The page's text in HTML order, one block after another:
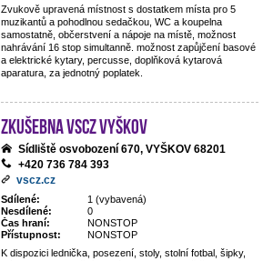
Zvukově upravená místnost s dostatkem místa pro 5
muzikantů a pohodlnou sedačkou, WC a koupelna
samostatně, občerstvení a nápoje na místě, možnost
nahrávání 16 stop simultanně. možnost zapůjčení basové
a elektrické kytary, percusse, doplňková kytarová
aparatura, za jednotný poplatek.
Zkušebna VSCZ Vyškov
Sídliště osvobození 670, VYŠKOV 68201
+420 736 784 393
vscz.cz
Sdílené:
1 (vybavená)
Nesdílené:
0
Čas hraní:
NONSTOP
Přístupnost:
NONSTOP
K dispozici lednička, posezení, stoly, stolní fotbal, šipky,